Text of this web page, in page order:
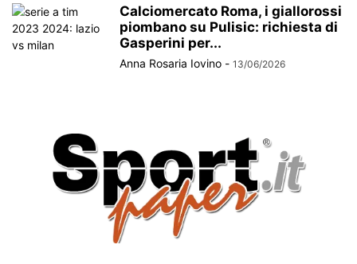
Calciomercato Roma, i giallorossi
piombano su Pulisic: richiesta di
Gasperini per...
Anna Rosaria Iovino - 13/06/2026